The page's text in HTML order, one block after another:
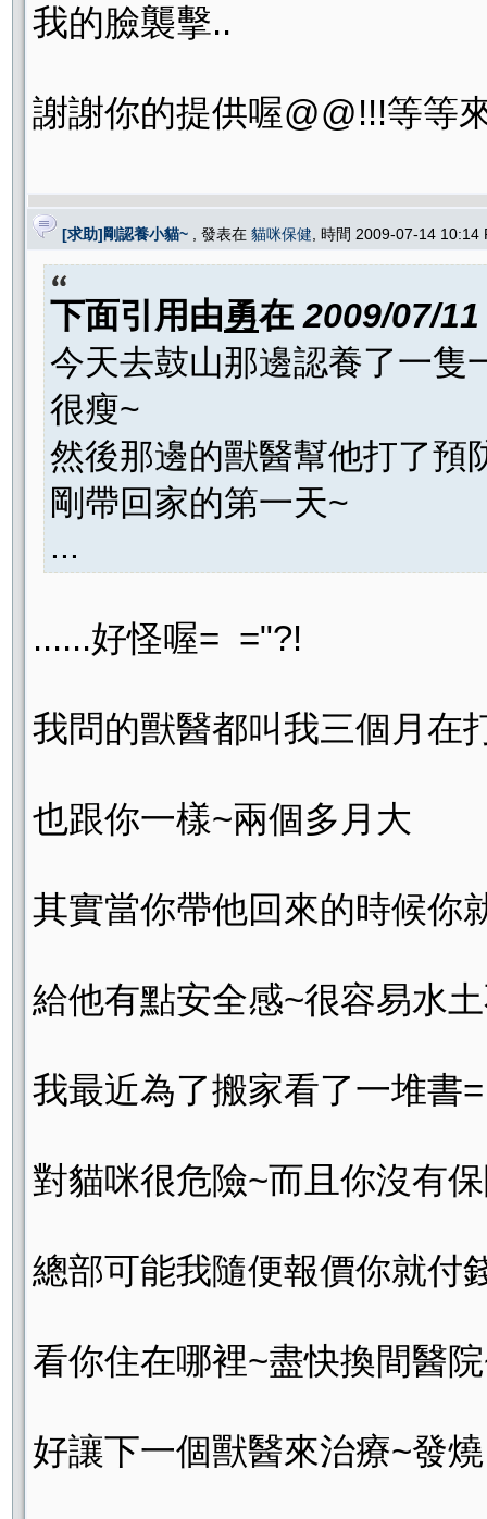
我的臉襲擊..
謝謝你的提供喔@@!!!等等
[求助]剛認養小貓~ , 發表在 貓咪保健 , 時間 2009-07-14
下面引用由勇在2009/07/
今天去鼓山那邊認養了一隻
很瘦~
然後那邊的獸醫幫他打了預
剛帶回家的第一天~
...
......好怪喔= ="?!
我問的獸醫都叫我三個月在
也跟你一樣~兩個多月大
其實當你帶他回來的時候你
給他有點安全感~很容易水
我最近為了搬家看了一堆書
對貓咪很危險~而且你沒有
總部可能我隨便報價你就付
看你住在哪裡~盡快換間醫
好讓下一個獸醫來治療~發